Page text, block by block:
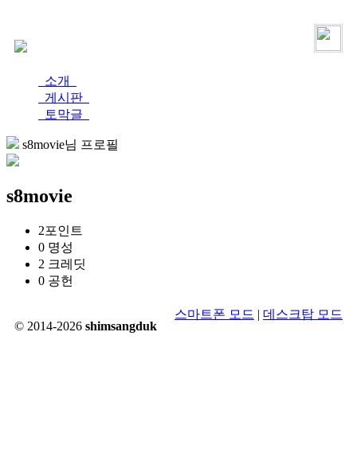
소개
게시판
토막글
s8movie님 프로필
s8movie
2포인트
0 명성
2 크레딧
0 공헌
© 2014-2026 shimsangduk
스마트폰 모드 | 데스크탑 모드